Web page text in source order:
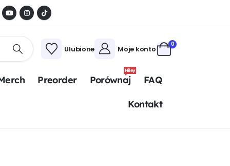
Ulubione Moje konto
0
Preorder Porównaj
Hiley
FAQ
Kontakt